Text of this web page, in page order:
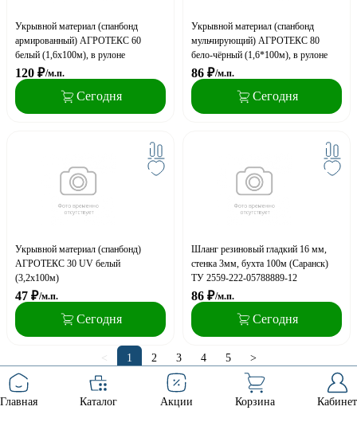
Укрывной материал (спанбонд
армированный) АГРОТЕКС 60
белый (1,6х100м), в рулоне
120 ₽/м.п.
Сегодня
Укрывной материал (спанбонд
мульчирующий) АГРОТЕКС 80
бело-чёрный (1,6*100м), в рулоне
86 ₽/м.п.
Сегодня
Укрывной материал (спанбонд)
АГРОТЕКС 30 UV белый
(3,2х100м)
47 ₽/м.п.
Сегодня
Шланг резиновый гладкий 16 мм,
стенка 3мм, бухта 100м (Саранск)
ТУ 2559-222-05788889-12
86 ₽/м.п.
Сегодня
< 1 2 3 4 5 >
Главная Каталог Акции Корзина Кабинет